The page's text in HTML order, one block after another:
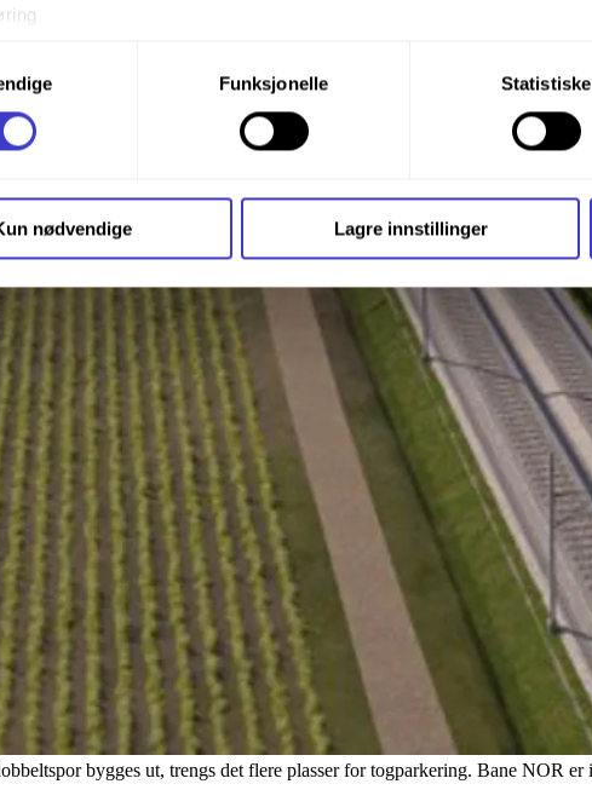
«Godta alle» gir du din tillatelse til alle disse formålene. Du kan også
under formålet, og deretter trykke «Lagre
mer om hvordan vi bruker informasjonskapsler og annen teknologi,
på vår side
Informasjonskapsler (Cookies)
Funksjonelle Statistiske
nødvendige Lagre innstillinger
bygges ut, trengs det flere plasser for togparkering. Bane NOR